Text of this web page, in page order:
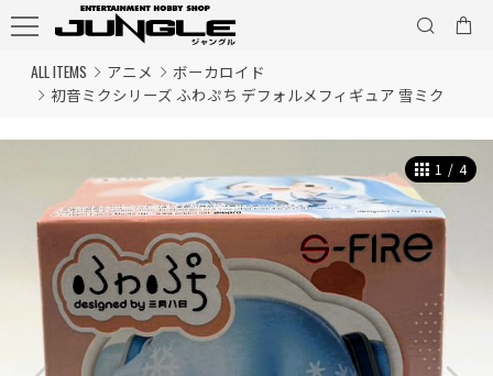
ALL ITEMS アニメ
ボーカロイド
初音ミクシリーズ ふわぷち デフォルメフィギュア 雪ミク
1 / 4